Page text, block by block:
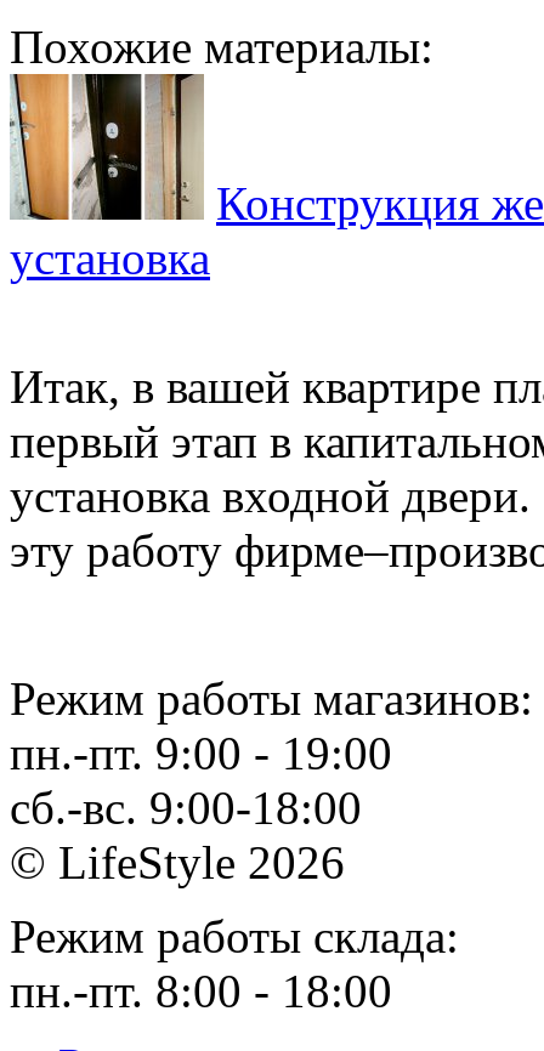
Похожие материалы:
Конструкция
установка
Итак, в вашей квартире
первый этап в
установка входной
эту работу
Режим работы магазинов:
пн.-пт. 9:00 - 19:00
сб.-вс. 9:00-18:00
© LifeStyle 2026
Режим работы склада:
пн.-пт. 8:00 - 18:00